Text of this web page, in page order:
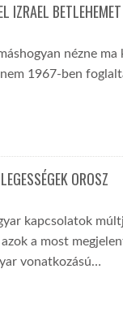
IZRAEL BETLEHEMET
nézne ma
1967-ben
OROSZ
kapcsolatok
a most
vonatkozású…